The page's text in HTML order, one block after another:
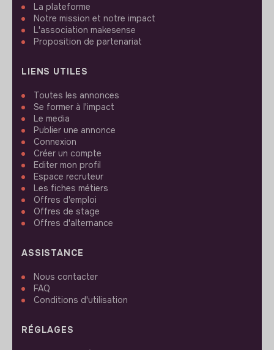
La plateforme
Notre mission et notre impact
L'association makesense
Proposition de partenariat
LIENS UTILES
Toutes les annonces
Se former à l'impact
Le media
Publier une annonce
Connexion
Créer un compte
Editer mon profil
Espace recruteur
Les fiches métiers
Offres d'emploi
Offres de stage
Offres d'alternance
ASSISTANCE
Nous contacter
FAQ
Conditions d'utilisation
RÉGLAGES